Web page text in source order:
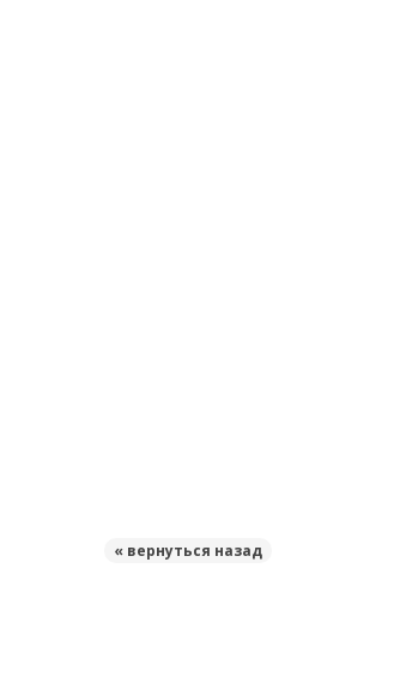
« вернуться назад